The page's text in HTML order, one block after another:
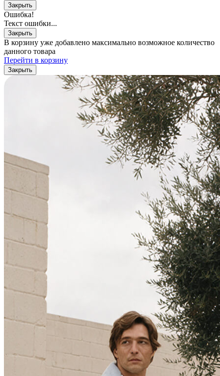
Закрыть
Ошибка!
Текст ошибки...
Закрыть
В корзину уже добавлено максимально возможное количество
данного товара
Перейти в корзину
Закрыть